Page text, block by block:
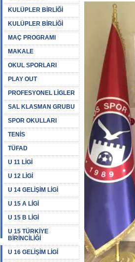
KULÜPLER BİRLİĞİ
KULÜPLER BİRLİĞİ
MAÇ PROGRAMI
MAKALE
OKUL SPORLARI
PLAY OUT
PROFESYONEL LİGLER
SAL KLASMAN GRUBU
SPOR OKULLARI
TENİS
TÜFAD
U 11 LİGİ
U 12 LİGİ
U 14 GELİŞİM LİGİ
U 15 A LİGİ
U 15 B LİGİ
U 15 TÜRKİYE
BİRİNCİLİĞİ
U 16 GELİŞİM LİGİ